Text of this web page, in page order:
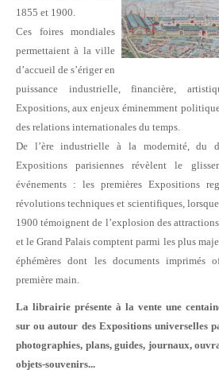
1855 et 1900.
Ces foires mondiales
permettaient à la ville
d’accueil de s’ériger en
puissance industrielle, financière,
Expositions, aux enjeux éminemment
des relations internationales du temps.
De l’ère industrielle à la modernité, du
Expositions parisiennes révèlent le
événements : les premières Expositions
révolutions techniques et scientifiques,
1900témoignent de l’explosion des
et le Grand Palais comptent parmi les plus
éphémères dont les documents imprimés
première main.
La librairie présente à la vente une
sur ou autour des Expositions universelles
photographies, plans, guides, journaux,
objets-souvenirs...